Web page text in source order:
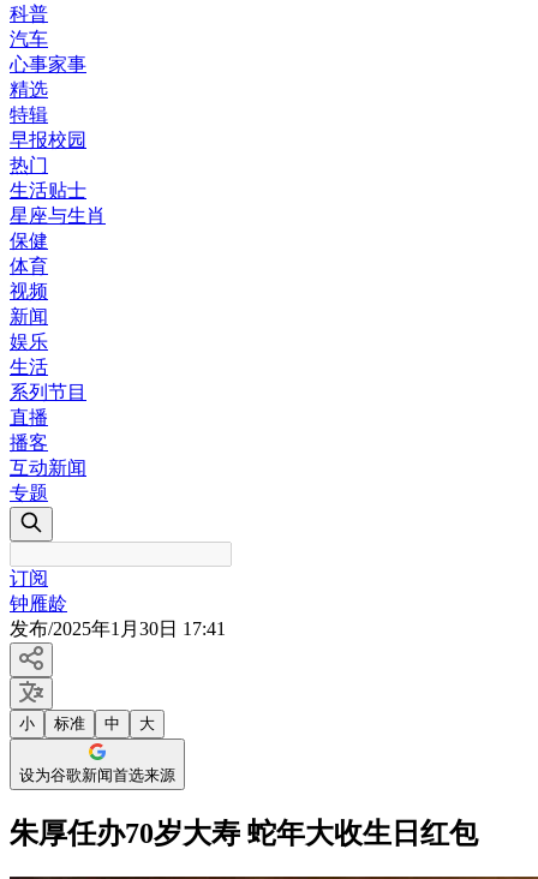
科普
汽车
心事家事
精选
特辑
早报校园
热门
生活贴士
星座与生肖
保健
体育
视频
新闻
娱乐
生活
系列节目
直播
播客
互动新闻
专题
订阅
钟雁龄
发布/2025年1月30日 17:41
小 标准 中 大
设为谷歌新闻首选来源
朱厚任办70岁大寿 蛇年大收生日红包